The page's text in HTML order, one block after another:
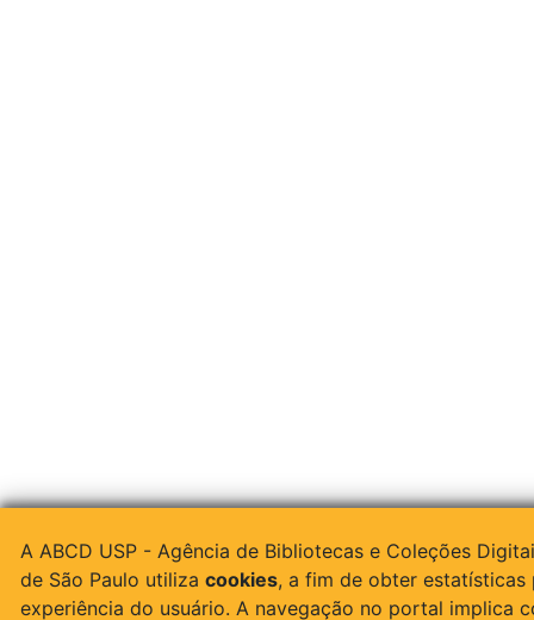
A ABCD USP - Agência de Bibliotecas e Coleções
de São Paulo utiliza cookies, a fim de obter estatísticas
experiência do usuário. A navegação no portal implica